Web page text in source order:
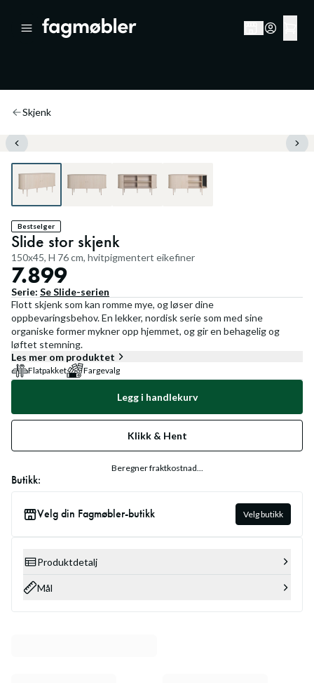
Skjenk
Bestselger
Slide stor skjenk
150x45, H 76 cm, hvitpigmentert eikefiner
7.899
Serie: SeSlide-serien
Flott skjenk som kan romme mye, og løser dine
oppbevaringsbehov. En lekker, nordisk serie som med sine
organiske former mykner opp hjemmet, og gir en behagelig og
løftet stemning.
Les mer om produktet
Flatpakket Fargevalg
Legg i handlekurv
Klikk & Hent
Beregner fraktkostnad...
Butikk:
Velg din Fagmøbler-butikk Velg butikk
Produktdetalj
Mål